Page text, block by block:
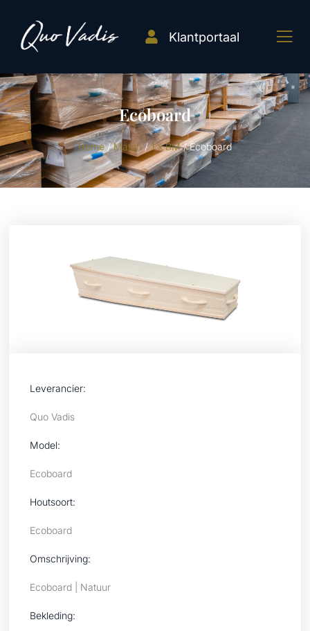
Klantportaal
Ecoboard
Home/Maten/1 x BM/ Ecoboard
Leverancier:
Quo Vadis
Model:
Ecoboard
Houtsoort:
Ecoboard
Omschrijving:
Ecoboard | Natuur
Bekleding: